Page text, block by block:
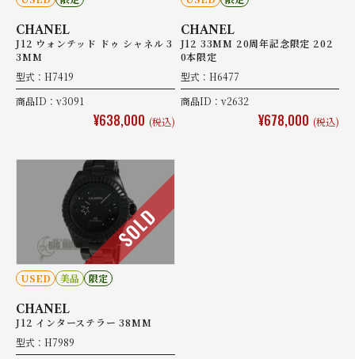
CHANEL
J12 ウォンテッド ドゥ シャネル 3
3MM
型式：H7419
商品ID：v3091
¥638,000 (税込)
CHANEL
J12 33MM 20周年記念限定 202
0本限定
型式：H6477
商品ID：v2632
¥678,000 (税込)
SOLD
USED 美品 限定
CHANEL
J12 インターステラー 38MM
型式：H7989